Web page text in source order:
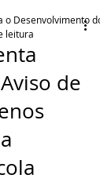
de
Desenvolvimento
leitura